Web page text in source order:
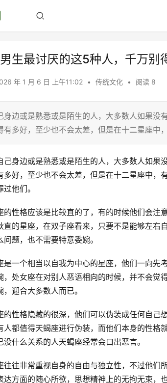
生最讨厌的这5种人，千万别
年 1 月 6 日 上午11:02 • 传统文化 • 阅读 8
身边或是熟悉或是陌生的人，大多数人如果没
有多好，至少也不会太差，但是在十二星座中
边或是熟悉或是陌生的人，大多数人如果
多好，至少也不会太差，但是在十二星座中
他们。
格应该是比较直的了，有的时候他们会注
直的星座，在双子座看来，只要不是能够左右
问题，也不需要特意委婉。
个相当以自我为中心的星座，他们一向先
，处女座在对别人恶语相向的时候，并不会觉
，迎合大多数人而已。
格隐藏的很深，他们可以伪装成任何自己
人都值得天蝎座进行伪装，而他们本身的性格
没什么关系的人天蝎座经常会口出恶言。
非常重视自身的自由与独立性，不过他们
达方面的随心所欲，思想精神上的无拘无束，